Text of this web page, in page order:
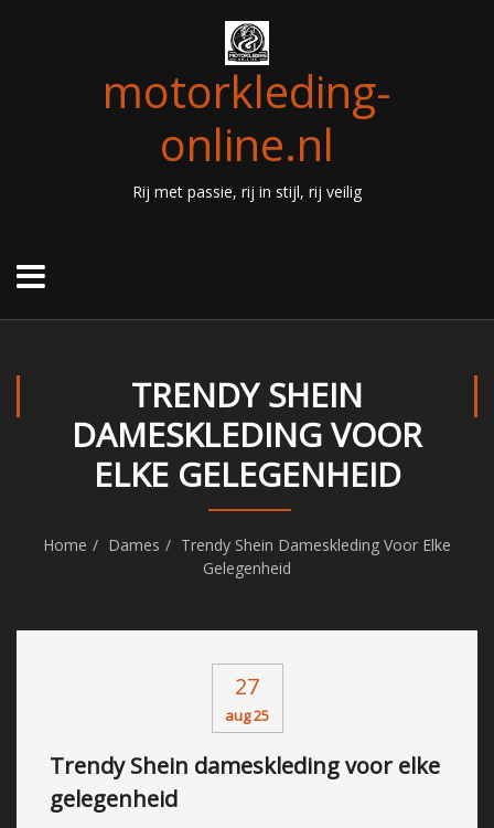
motorkleding-
online.nl
Rij met passie, rij in stijl, rij veilig
TRENDY SHEIN
DAMESKLEDING VOOR
ELKE GELEGENHEID
Home Dames
Trendy Shein Dameskleding Voor Elke
Gelegenheid
27
aug 25
Trendy Shein dameskleding voor elke
gelegenheid